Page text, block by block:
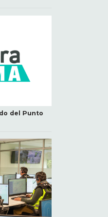
del Punto